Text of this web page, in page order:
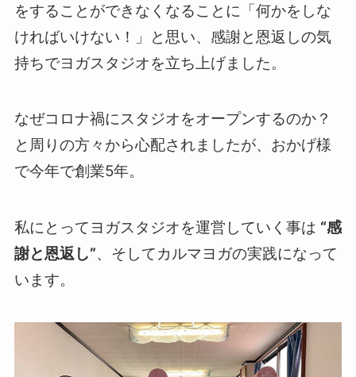
をすることができなくなることに「何かをしな
ければいけない！」と思い、感謝と恩返しの気
持ちでヨガスタジオを立ち上げました。
なぜコロナ禍にスタジオをオープンするのか？
と周りの方々から心配されましたが、おかげ様
で今年で創業5年。
私にとってヨガスタジオを運営していく事は “感
謝と恩返し”、そしてカルマヨガの実践になって
います。